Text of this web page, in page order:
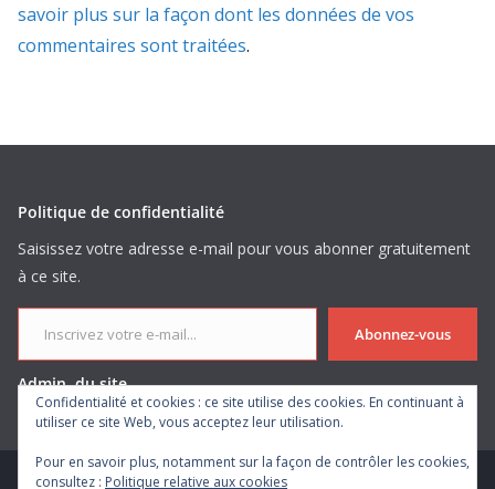
savoir plus sur la façon dont les données de vos
commentaires sont traitées.
Politique de confidentialité
Saisissez votre adresse e-mail pour vous abonner gratuitement
à ce site.
Inscrivez votre e-mail...
Abonnez-vous
Admin. du site
Confidentialité et cookies : ce site utilise des cookies. En continuant à
utiliser ce site Web, vous acceptez leur utilisation.
Pour en savoir plus, notamment sur la façon de contrôler les cookies,
consultez : Politique relative aux cookies